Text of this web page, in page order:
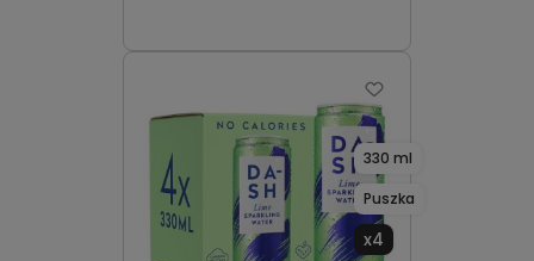
330 ml
Puszka
x4